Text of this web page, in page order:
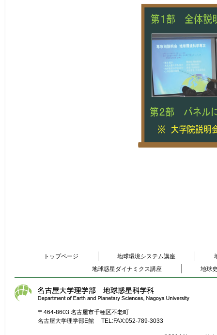
トップページ 地球環境システム講座
地球惑星ダイナミクス講座
地球
〒464-8603 名古屋市千種区不老町
名古屋大学理学部E館 TEL:FAX:052-789-3033